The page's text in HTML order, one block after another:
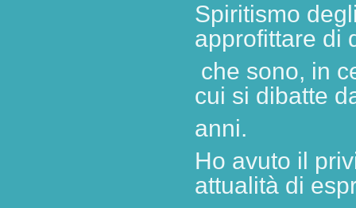
Spiritismo
approfittare di
che sono, in
cui si dibatte
anni.
Ho avuto il
attualità di